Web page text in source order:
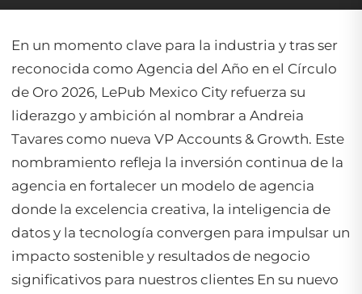
En un momento clave para la industria y tras ser
reconocida como Agencia del Año en el Círculo
de Oro 2026, LePub Mexico City refuerza su
liderazgo y ambición al nombrar a Andreia
Tavares como nueva VP Accounts & Growth. Este
nombramiento refleja la inversión continua de la
agencia en fortalecer un modelo de agencia
donde la excelencia creativa, la inteligencia de
datos y la tecnología convergen para impulsar un
impacto sostenible y resultados de negocio
significativos para nuestros clientes En su nuevo